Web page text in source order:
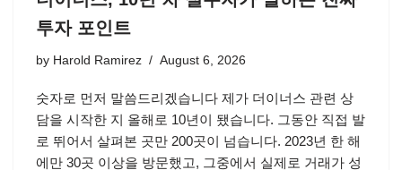
투자 포인트
by Harold Ramirez August 6, 2026
숫자로 먼저 말씀드리겠습니다 제가 더이너스 관련 상
담을 시작한 지 올해로 10년이 됐습니다. 그동안 직접 발
로 뛰어서 살펴본 곳만 200곳이 넘습니다. 2023년 한 해
에만 30곳 이상을 방문했고, 그중에서 실제로 거래가 성